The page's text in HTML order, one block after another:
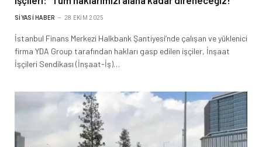
SIYASI HABER 28 EKIM 2025
İstanbul Finans Merkezi Halkbank Şantiyesi’nde çalışan ve yüklenici
firma YDA Group tarafından hakları gasp edilen işçiler, İnşaat
İşçileri Sendikası (İnşaat-İş)…